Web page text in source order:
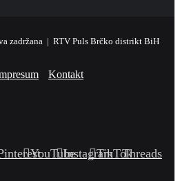
zadržana | RTV Puls Brčko distrikt BiH
Kontakt
YouTubeInstagramTikTokThreads